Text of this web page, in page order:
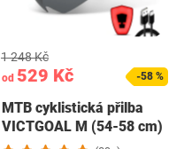
od 529 Kč
1 248 Kč
-58 %
MTB cyklistická přilba
VICTGOAL M (54-58 cm)